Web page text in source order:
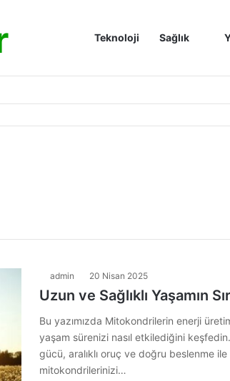
Anasayfa
Teknoloji Sağlık
admin 20 Nisan 2025
Uzun ve Sağlıklı Yaşamın
Bu yazımızda Mitokondrilerin enerji
yaşam sürenizi nasıl etkilediğini
gücü, aralıklı oruç ve doğru beslenme ile
mitokondrilerinizi…